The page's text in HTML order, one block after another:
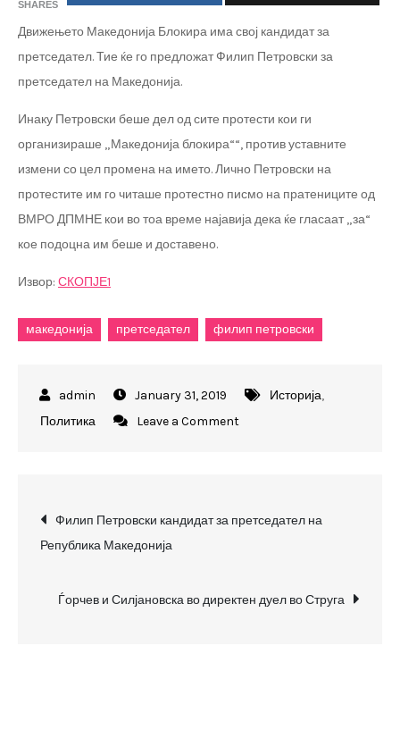
SHARES
Движењето Македонија Блокира има свој кандидат за
претседател. Тие ќе го предложат Филип Петровски за
претседател на Македонија.
Инаку Петровски беше дел од сите протести кои ги
организираше „Македонија блокира““, против уставните
измени со цел промена на името. Лично Петровски на
протестите им го читаше протестно писмо на пратениците од
ВМРО ДПМНЕ кои во тоа време најавија дека ќе гласаат „за“
кое подоцна им беше и доставено.
Извор: СКОПЈЕ1
македонија претседател филип петровски
January 31, 2019 Историја,
Политика
Leave a Comment
го
Петровски
Post
navigation
Филип Петровски кандидат за претседател на
Република Македонија
Ѓорчев и Силјановска во директен дуел во Струга